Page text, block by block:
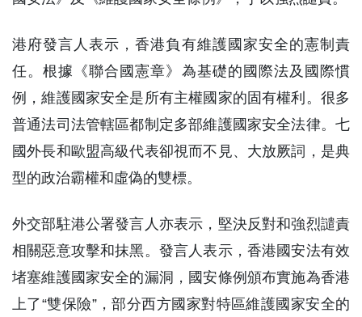
港府發言人表示，香港負有維護國家安全的憲制責
任。根據《聯合國憲章》為基礎的國際法及國際慣
例，維護國家安全是所有主權國家的固有權利。很多
普通法司法管轄區都制定多部維護國家安全法律。七
國外長和歐盟高級代表卻視而不見、大放厥詞，是典
型的政治霸權和虛偽的雙標。
外交部駐港公署發言人亦表示，堅決反對和強烈譴責
相關惡意攻擊和抹黑。發言人表示，香港國安法有效
堵塞維護國家安全的漏洞，國安條例頒布實施為香港
上了“雙保險”，部分西方國家對特區維護國家安全的